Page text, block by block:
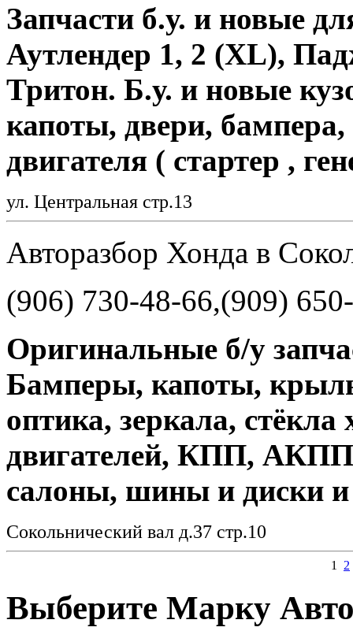
Запчасти б.у. и новые
Аутлендер 1, 2 (ХL),
Тритон. Б.у. и новые
капоты, двери,
двигателя ( стартер ,
ул. Центральная стр.13
Авторазбор Хонда в
(906) 730-48-66,(909)
Оригинальные б/у
Бамперы, капоты,
оптика, зеркала, стёкла
двигателей, КПП,
салоны, шины и диски
Сокольнический вал д.37 стр.10
1 2
Выберите Марку